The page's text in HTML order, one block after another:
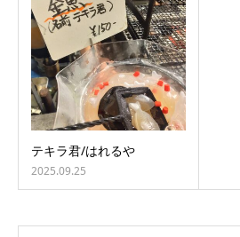
テキラ君/はれるや
2025.09.25